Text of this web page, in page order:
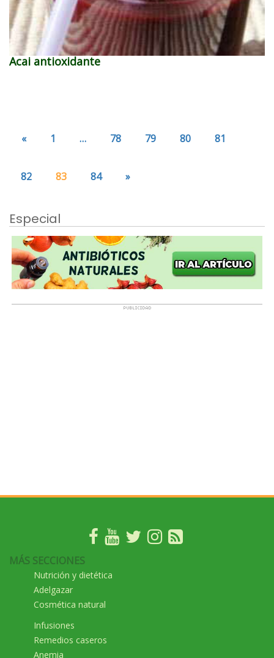
Acai antioxidante
« 1 … 78 79 80 81
82 83 84 »
Especial
MÁS SECCIONES
Nutrición y dietética
Adelgazar
Cosmética natural
Infusiones
Remedios caseros
Anemia